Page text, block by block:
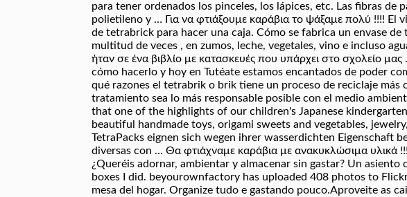
para tener ordenados los pinceles, los lápices, etc. Las fibras de
polietileno y … Για να φτιάξουμε καράβια το ψάξαμε πολύ !!!!
de tetrabrick para hacer una caja. Cómo se fabrica un envase
multitud de veces , en zumos, leche, vegetales, vino e incluso
ήταν σε ένα βιβλίο με κατασκευές που υπάρχει στο σχολείο
cómo hacerlo y hoy en Tutéate estamos encantados de poder
qué razones el tetrabrik o brik tiene un proceso de reciclaje más
tratamiento sea lo más responsable posible con el medio
that one of the highlights of our children's Japanese
beautiful handmade toys, origami sweets and vegetables,
TetraPacks eignen sich wegen ihrer wasserdichten Eigenschaft
diversas con … Θα φτιάχναμε καράβια με ανακυκλώσιμα
¿Queréis adornar, ambientar y almacenar sin gastar? Un
boxes I did. beyourownfactory has uploaded 408 photos to
mesa del hogar. Organize tudo e gastando pouco.Aproveite as